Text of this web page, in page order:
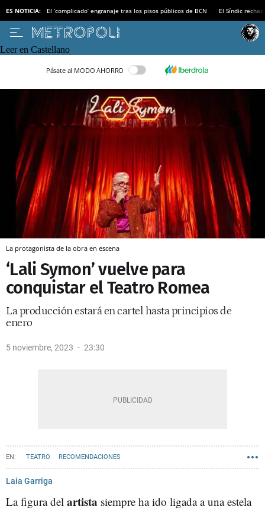
ES NOTICIA: El ‘complicado’ engranaje tras los pisos públicos de BCN El Síndic
Leer en Castellano
Pásate al MODO AHORRO
La protagonista de la obra en escena
‘Lali Symon’ vuelve para
conquistar el Teatro Romea
La producción estará en cartel hasta principios de
enero
5 noviembre, 2023 23:30
TEATRO RECOMENDACIONES
Laia Garriga
La figura del artista siempre ha ido ligada a una estela